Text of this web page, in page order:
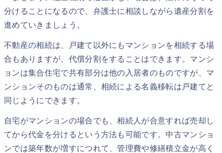
分けることになるので、弁護士に相談しながら遺産分割を
進めていきましょう。
不動産の相続は、戸建て以外にもマンションを相続する場
合もありますが、代償分割をすることはできます。マンシ
ョンは集合住宅で共有部分は他の入居者のものですが、マ
ンションそのものは通常、相続による名義移転は戸建てと
同じようにできます。
自宅がマンションの場合でも、相続人が合意すれば売却し
てから代金を分けるという方法も可能です。中古マンショ
ンでは築年数が増すにつれて、管理費や修繕積立金が高く